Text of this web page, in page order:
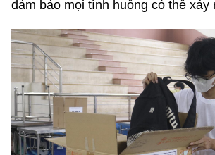
đảm bảo mọi tình huống có thể xảy